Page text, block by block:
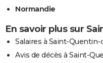
Normandie
En savoir plus sur
Salaires à Saint-Quentin-
Avis de décès à Saint-